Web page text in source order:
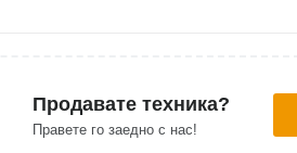
Продавате техника?
Правете го заедно с нас!